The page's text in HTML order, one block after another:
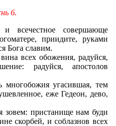
6.
всечестное совершающе
приидите, руками
Бога славим.
всех обожения, радуйся,
радуйся, апостолов
многобожия угасившая, тем
еже Гедеон, дево,
зовем: пристанище нам буди
скорбей, и соблазнов всех